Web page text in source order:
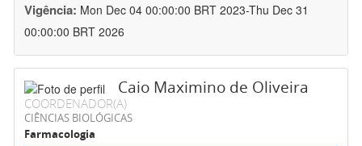
Vigência: Mon Dec 04 00:00:00 BRT 2023-Thu Dec 31
00:00:00 BRT 2026
Caio Maximino de Oliveira
COORDENADOR(A)
CIÊNCIAS BIOLÓGICAS
Farmacologia